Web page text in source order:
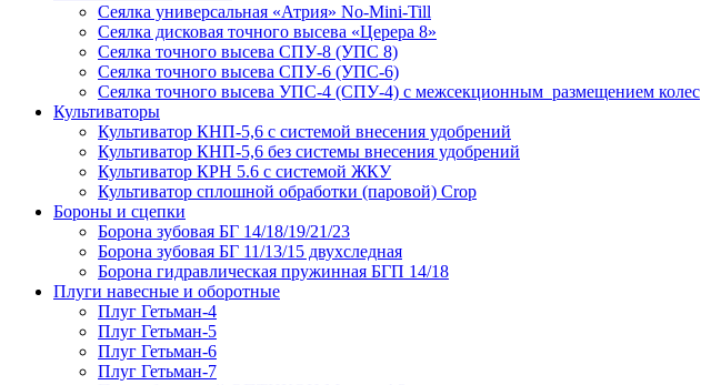
Сеялка универсальная «Атрия» No-Mini-Till
Сеялка дисковая точного высева «Церера 8»
Сеялка точного высева СПУ-8 (УПС 8)
Сеялка точного высева СПУ-6 (УПС-6)
Сеялка точного высева УПС-4 (СПУ-4) с межсекционным размещением колес
Культиваторы
Культиватор КНП-5,6 с системой внесения удобрений
Культиватор КНП-5,6 без системы внесения удобрений
Культиватор КРН 5.6 с системой ЖКУ
Культиватор сплошной обработки (паровой) Crop
Бороны и сцепки
Борона зубовая БГ 14/18/19/21/23
Борона зубовая БГ 11/13/15 двухследная
Борона гидравлическая пружинная БГП 14/18
Плуги навесные и оборотные
Плуг Гетьман-4
Плуг Гетьман-5
Плуг Гетьман-6
Плуг Гетьман-7